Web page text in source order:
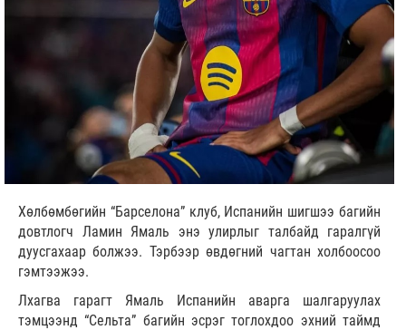
Хөлбөмбөгийн “Барселона” клуб, Испанийн шигшээ багийн
довтлогч Ламин Ямаль энэ улирлыг талбайд гаралгүй
дуусгахаар болжээ. Тэрбээр өвдөгний чагтан холбоосоо
гэмтээжээ.
Лхагва гарагт Ямаль Испанийн аварга шалгаруулах
тэмцээнд “Сельта” багийн эсрэг тоглохдоо эхний таймд